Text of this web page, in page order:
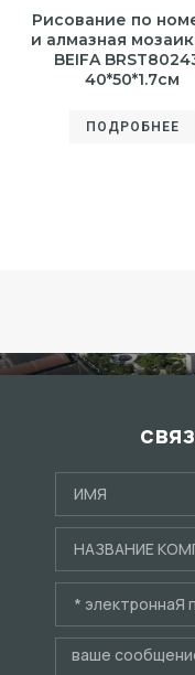
Рисование по
и алмазная
BEIFA
40*50*1.7см
ПОДРОБНЕЕ